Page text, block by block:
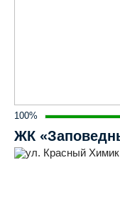
100%
ЖК
ул. Красный